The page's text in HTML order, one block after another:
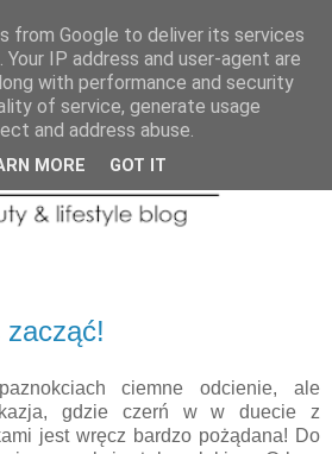
ciemne odcienie, ale
gdzie czerń w w duecie z
jest wręcz bardzo pożądana! Do
from Google to deliver its services
IP address and user-agent are
with performance and security
of service, generate usage
and address abuse.
MORE GOT IT